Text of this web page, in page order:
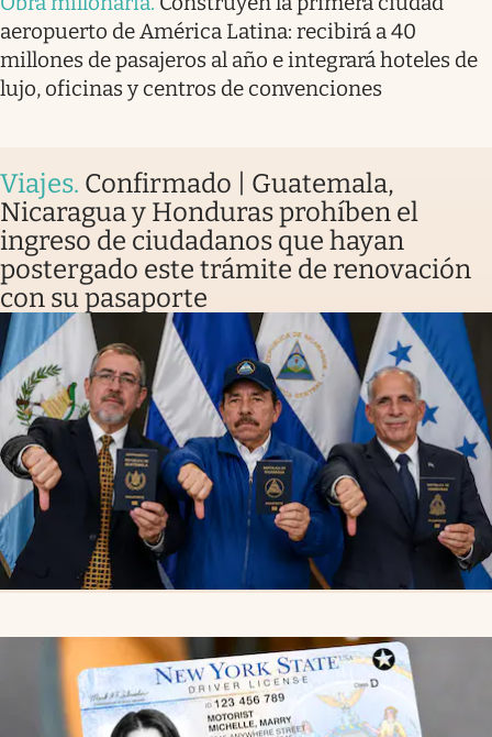
aeropuerto de América Latina: recibirá a 40
millones de pasajeros al año e integrará hoteles de
lujo, oficinas y centros de convenciones
Viajes. Confirmado | Guatemala,
Nicaragua y Honduras prohíben el
ingreso de ciudadanos que hayan
postergado este trámite de renovación
con su pasaporte